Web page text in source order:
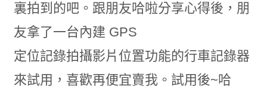
裏拍到的吧。跟朋友哈啦分享心得後，朋
友拿了一台內建 GPS
定位記錄拍攝影片位置功能的行車記錄器
來試用，喜歡再便宜賣我。試用後~哈